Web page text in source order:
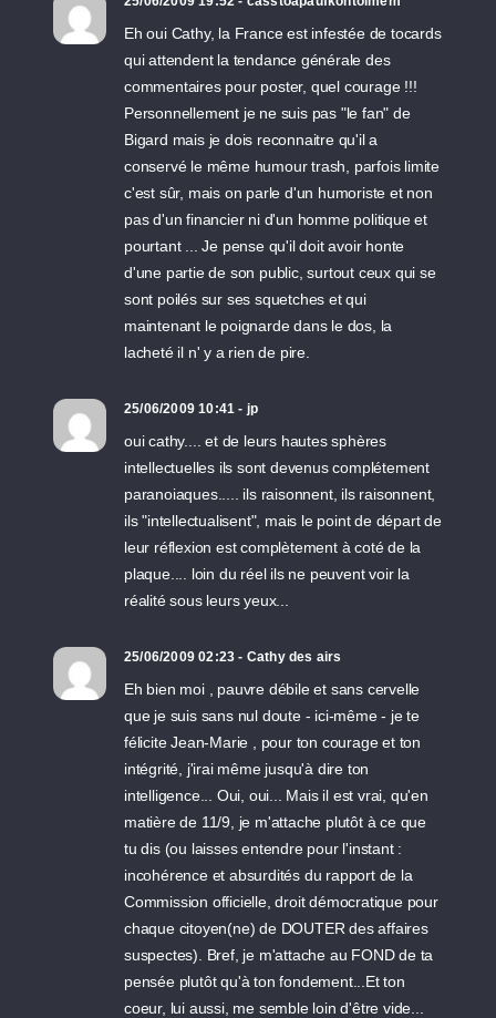
Eh oui Cathy, la France est infestée de tocards
qui attendent la tendance générale des
commentaires pour poster, quel courage !!!
Personnellement je ne suis pas "le fan" de
Bigard mais je dois reconnaitre qu'il a
conservé le même humour trash, parfois limite
c'est sûr, mais on parle d'un humoriste et non
pas d'un financier ni d'un homme politique et
pourtant ... Je pense qu'il doit avoir honte
d'une partie de son public, surtout ceux qui se
sont poilés sur ses squetches et qui
maintenant le poignarde dans le dos, la
lacheté il n' y a rien de pire.
25/06/2009 10:41 - jp
oui cathy.... et de leurs hautes sphères
intellectuelles ils sont devenus complétement
paranoiaques..... ils raisonnent, ils raisonnent,
ils "intellectualisent", mais le point de départ de
leur réflexion est complètement à coté de la
plaque.... loin du réel ils ne peuvent voir la
réalité sous leurs yeux...
25/06/2009 02:23 - Cathy des airs
Eh bien moi , pauvre débile et sans cervelle
que je suis sans nul doute - ici-même - je te
félicite Jean-Marie , pour ton courage et ton
intégrité, j'irai même jusqu'à dire ton
intelligence... Oui, oui... Mais il est vrai, qu'en
matière de 11/9, je m'attache plutôt à ce que
tu dis (ou laisses entendre pour l'instant :
incohérence et absurdités du rapport de la
Commission officielle, droit démocratique pour
chaque citoyen(ne) de DOUTER des affaires
suspectes). Bref, je m'attache au FOND de ta
pensée plutôt qu'à ton fondement...Et ton
coeur, lui aussi, me semble loin d'être vide...